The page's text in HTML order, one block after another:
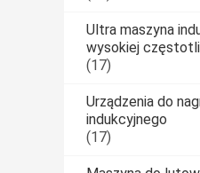
Ultra maszyna
wysokiej
(17)
Urządzenia do
indukcyjnego
(17)